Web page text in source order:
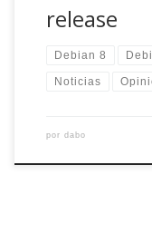
release
Debian 8
Noticias
por dabo